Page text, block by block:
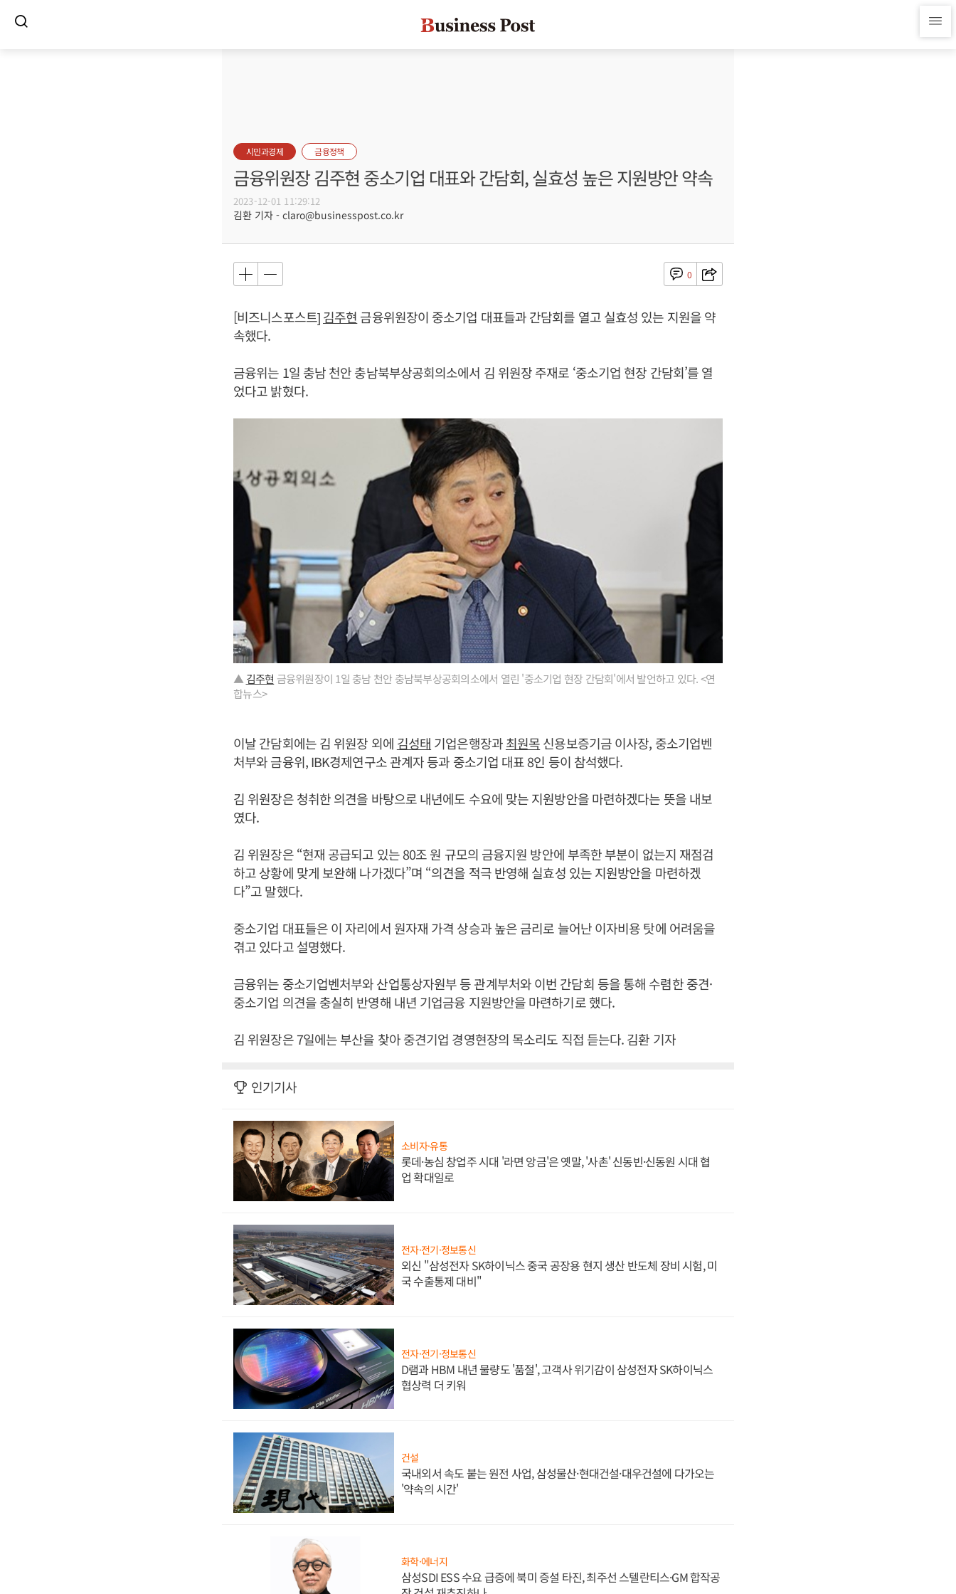
시민과경제 금융정책
금융위원장 김주현 중소기업 대표와 간담회, 실효성 높은 지원방안 약속
2023-12-01 11:29:12
김환 기자 - claro@businesspost.co.kr
0
[비즈니스포스트]김주현 금융위원장이 중소기업 대표들과 간담회를 열고 실효성 있는 지원을 약
속했다.
금융위는 1일 충남 천안 충남북부상공회의소에서 김 위원장 주재로 ‘중소기업 현장 간담회’를 열
었다고 밝혔다.
▲ 김주현 금융위원장이 1일 충남 천안 충남북부상공회의소에서 열린 '중소기업 현장 간담회'에서 발언하고 있다. <연
합뉴스>
이날 간담회에는 김 위원장 외에 김성태 기업은행장과최원목신용보증기금 이사장, 중소기업벤
처부와 금융위, IBK경제연구소 관계자 등과 중소기업 대표 8인 등이 참석했다.
김 위원장은 청취한 의견을 바탕으로 내년에도 수요에 맞는 지원방안을 마련하겠다는 뜻을 내보
였다.
김 위원장은 “현재 공급되고 있는 80조 원 규모의 금융지원 방안에 부족한 부분이 없는지 재점검
하고 상황에 맞게 보완해 나가겠다”며 “의견을 적극 반영해 실효성 있는 지원방안을 마련하겠
다”고 말했다.
중소기업 대표들은 이 자리에서 원자재 가격 상승과 높은 금리로 늘어난 이자비용 탓에 어려움을
겪고 있다고 설명했다.
금융위는 중소기업벤처부와 산업통상자원부 등 관계부처와 이번 간담회 등을 통해 수렴한 중견·
중소기업 의견을 충실히 반영해 내년 기업금융 지원방안을 마련하기로 했다.
김 위원장은 7일에는 부산을 찾아 중견기업 경영현장의 목소리도 직접 듣는다. 김환 기자
인기기사
소비자·유통
롯데·농심 창업주 시대 '라면 앙금'은 옛말, '사촌' 신동빈·신동원 시대 협
업 확대일로
전자·전기·정보통신
외신 "삼성전자 SK하이닉스 중국 공장용 현지 생산 반도체 장비 시험, 미
국 수출통제 대비"
전자·전기·정보통신
D램과 HBM 내년 물량도 '품절', 고객사 위기감이 삼성전자 SK하이닉스
협상력 더 키워
건설
국내외서 속도 붙는 원전 사업, 삼성물산·현대건설·대우건설에 다가오는
'약속의 시간'
화학·에너지
삼성SDI ESS 수요 급증에 북미 증설 타진, 최주선 스텔란티스·GM 합작공